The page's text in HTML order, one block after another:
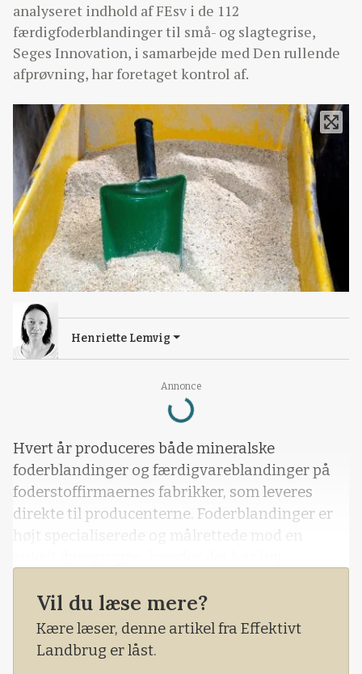
Annonce
Loading...
analyseret indhold af FEsv i de 112
færdigfoderblandinger til små- og slagtegrise,
Seges Innovation, i samarbejde med Den rullende
afprøvning, har foretaget kontrol af.
Henriette Lemvig
Hvert år produceres både mineralske
foderblandinger og færdigvareblandinger på
foderstoffirmaernes fabrikker, som leveres
direkte til producenterne. Foderblandinger er
højt specialiserede og målrettede mod en
foder indeholder den deklarerede mængde af
energi og næringsstoffer.
Vil du læse mere?
Kære læser, denne artikel fra Effektivt
Landbrug er låst.